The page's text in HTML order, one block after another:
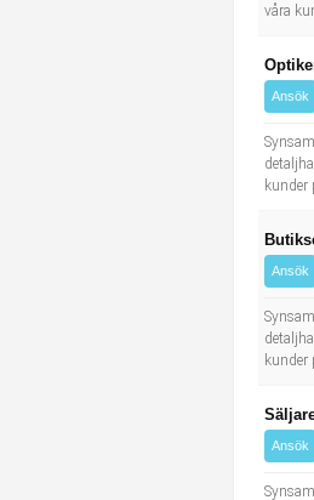
Sjuksköterska, grundutbildad
våra
Ansök
kunder
Ansök
kunder
Ansök